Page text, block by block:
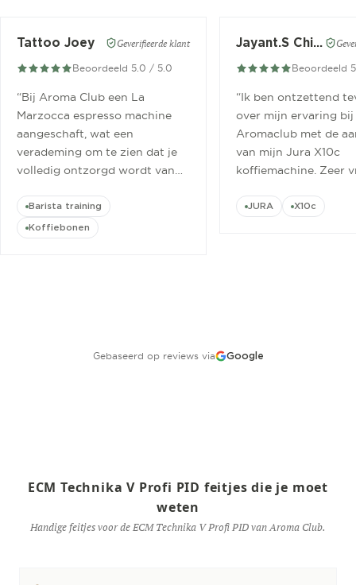
Tattoo Joey Geverifieerde klant
Beoordeeld 5.0 / 5.0
“Bij Aroma Club een La
Marzocca espresso machine
aangeschaft, wat een
verademing om te zien dat je
volledig ontzorgd wordt van
cursus.”
Barista training
Koffiebonen
Jayant.S Chitaroe
Beoordeeld
“Ik ben ontzettend
over mijn ervaring bij
Aromaclub met de
van mijn Jura X10c
koffiemachine. Zeer
JURA X10c
Gebaseerd op reviews via Google
ECM Technika V Profi PID feitjes die je moet
weten
Handige feitjes voor de ECM Technika V Profi PID van Aroma Club.